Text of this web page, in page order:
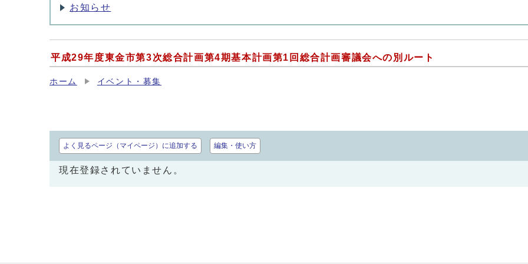
お知らせ
平成29年度東金市第3次総合計画第4期基本計画第1回総合計画審議会への別ルート
ホーム イベント・募集
よく見るページ（マイページ）に追加する 編集・使い方
現在登録されていません。